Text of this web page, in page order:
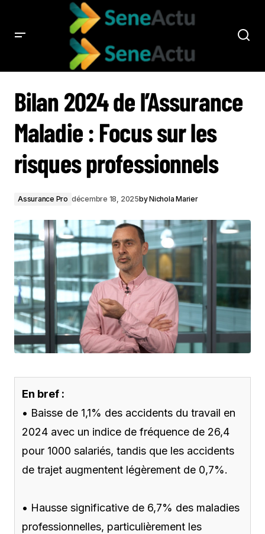
Bilan 2024 de l’Assurance
Maladie : Focus sur les
risques professionnels
Assurance Pro décembre 18, 2025byNichola Marier
En bref :
• Baisse de 1,1% des accidents du travail en
2024 avec un indice de fréquence de 26,4
pour 1000 salariés, tandis que les accidents
de trajet augmentent légèrement de 0,7%.
• Hausse significative de 6,7% des maladies
professionnelles, particulièrement les